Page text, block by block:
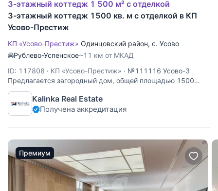
3-этажный коттедж 1 500 м² с отделкой
3-этажный коттедж 1500 кв. м с отделкой в КП
Усово-Престиж
КП «Усово-Престиж» Одинцовский район, с. Усово
Рублево-Успенское~11 км от МКАД
ID: 117808 · КП «Усово-Престиж» · №111116 Усово-3
Предлагается загородный дом, общей площадью 1500
кв.м. на земельным участке 60 соток в охраняемом
коттеджном поселке Усово. Дом выполнен в классическом
стиле, в строительстве и отделке дома использовались
Kalinka Real Estate
Получена аккредитация
Премиум